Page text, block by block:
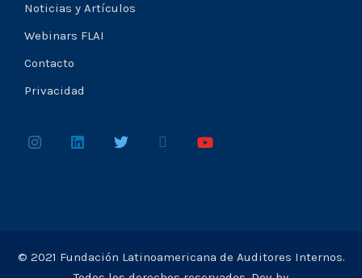
Noticias y Artículos
Webinars FLAI
Contacto
Privacidad
© 2021 Fundación Latinoamericana de Auditores Internos.